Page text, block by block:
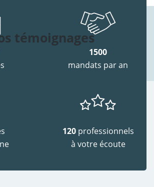
témoignages
1500
mandats par an
120 professionnels
à votre écoute